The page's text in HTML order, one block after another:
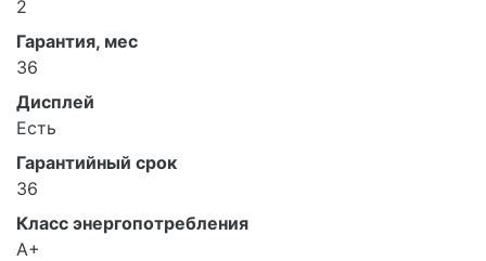
2
Гарантия, мес
36
Дисплей
Есть
Гарантийный срок
36
Класс энергопотребления
A+